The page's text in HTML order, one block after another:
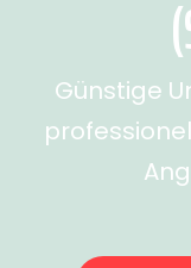
Günstige